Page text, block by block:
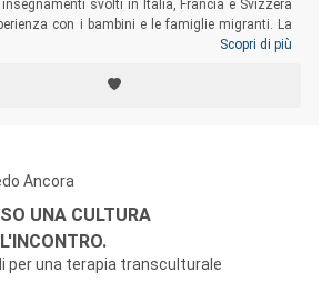
svolti in Italia, Francia e Svizzera
con i bambini e le famiglie migranti. La
etnoclinico è determinata sia dalla sua
Gli scritti trasmettono esperienze che
strade percorribili per sostenere i passaggi
Scopri di più
Ancora
UNA CULTURA
per una terapia transculturale